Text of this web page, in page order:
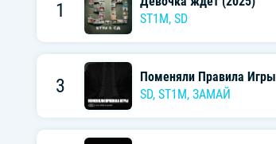
1
ST1M, SD
3
Поменяли Правила Игры
SD, ST1M, ЗАМАЙ